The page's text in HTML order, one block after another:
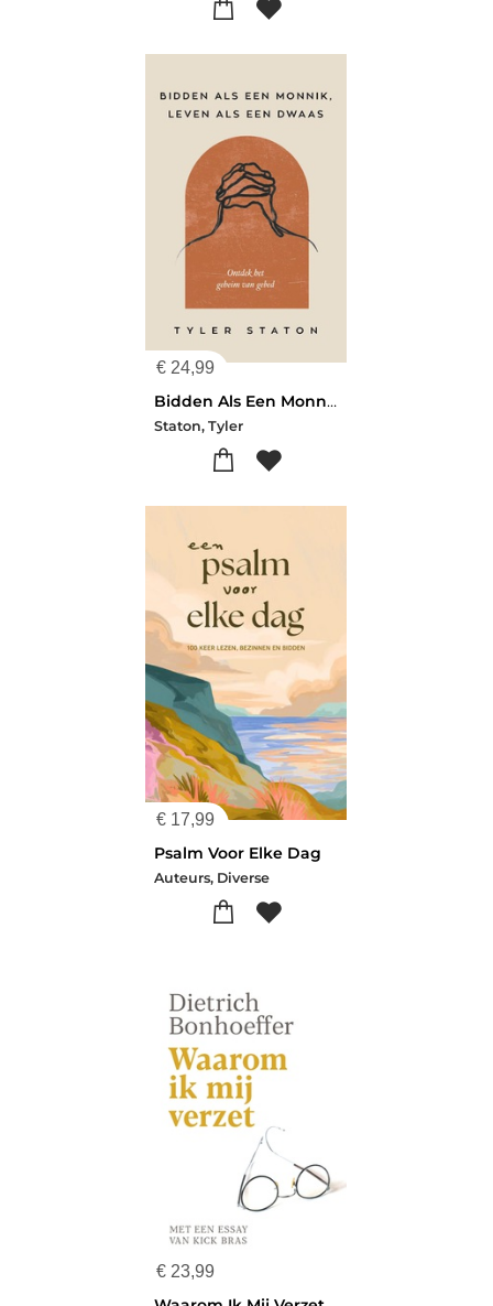
€ 24,99
Bidden Als Een Monnik, Leven Als Een Dwa
Staton, Tyler
€ 17,99
Psalm Voor Elke Dag
Auteurs, Diverse
€ 23,99